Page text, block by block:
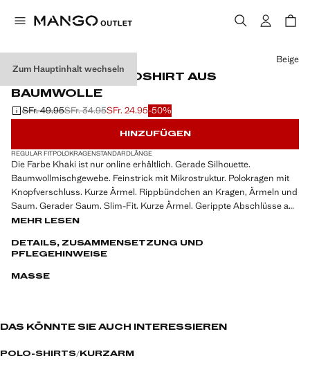
Zum Hauptinhalt wechseln
FEINSTRICK-POLOSHIRT AUS
BAUMWOLLE
Ausgangspreis durchgestrichen [SFr. 49.95 ]
SFr. 49.95
Zweiter Preis durchgestrichen [SFr. 34.95 ]
SFr. 34.95
Aktueller Preis [SFr. 24.95 ]SFr. 24.95-50%
Wählen Sie eine Farbe
Beige
HINZUFÜGEN
REGULAR FITPOLOKRAGENSTANDARDLÄNGE
Die Farbe Khaki ist nur online erhältlich. Gerade Silhouette.
Baumwollmischgewebe. Feinstrick mit Mikrostruktur. Polokragen mit
Knopfverschluss. Kurze Ärmel. Rippbündchen an Kragen, Ärmeln und
Saum. Gerader Saum. Slim-Fit. Kurze Ärmel. Gerippte Abschlüsse am
Ärmel und Saum. Produkt im Angebot
MEHR LESEN
DETAILS, ZUSAMMENSETZUNG UND
PFLEGEHINWEISE
MASSE
DAS KÖNNTE SIE AUCH INTERESSIEREN
POLO-SHIRTS KURZARM